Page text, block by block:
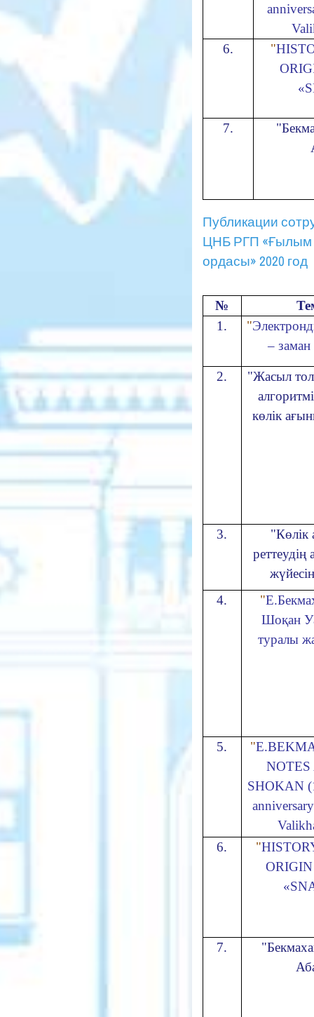
6.
"
7. "
Публикации
ЦНБ РГП «Ғылым
ордасы» 2020 год
№
1.
"
– заман
2.
"Жасыл
көлік
3.
"Көлік
реттеудің
4.
"
Шоқан
туралы
5. "
SHOKAN
6.
"
7. "